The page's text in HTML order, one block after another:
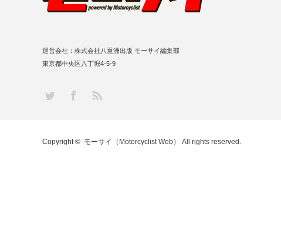
運営会社：株式会社八重洲出版 モーサイ編集部
東京都中央区八丁堀4-5-9
Twitter Facebook
RSS
Copyright © モーサイ（Motorcyclist Web） All rights reserved.